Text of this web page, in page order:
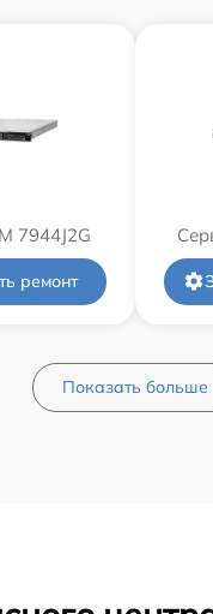
7944J2G
ремонт
Показать больше